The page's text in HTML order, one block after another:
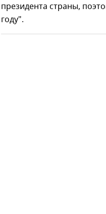
президента страны,
году".